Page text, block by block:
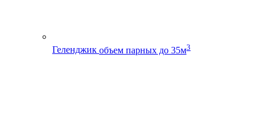
Геленджик объем парных до 35м3